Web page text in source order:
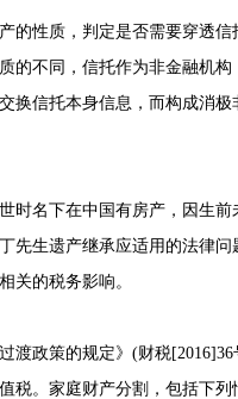
性质，判定是否需要穿透信
不同，信托作为非金融机构
换信托本身信息，而构成消
名下在中国有房产，因生前
先生遗产继承应适用的法律
关的税务影响。
政策的规定》(财税[2016]36
税。家庭财产分割，包括下